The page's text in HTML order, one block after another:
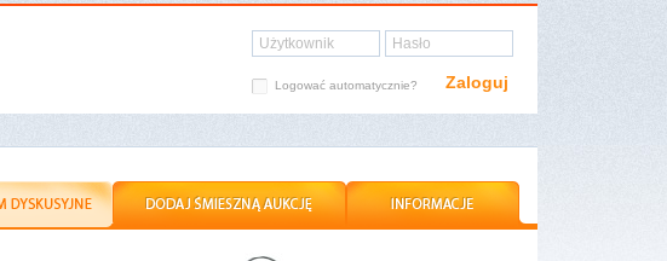
Użytkownik Hasło
Logować automatycznie? Zaloguj